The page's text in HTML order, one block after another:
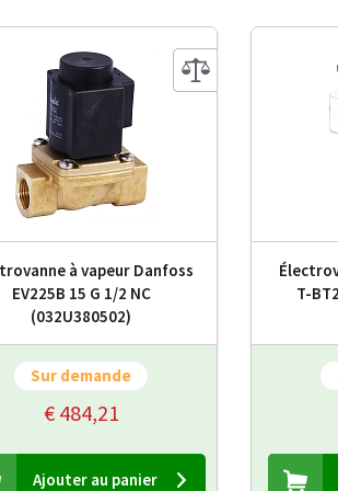
à vapeur Danfoss
EV225B 15 G 1/2 NC
(032U380502)
Sur demande
€ 484,21
Ajouter au panier
T-